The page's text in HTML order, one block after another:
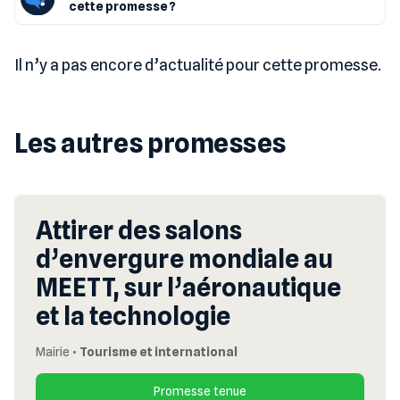
cette promesse ?
Il n’y a pas encore d’actualité pour cette promesse.
Les autres promesses
Attirer des salons
d’envergure mondiale au
MEETT, sur l’aéronautique
et la technologie
Mairie • Tourisme et international
Promesse tenue